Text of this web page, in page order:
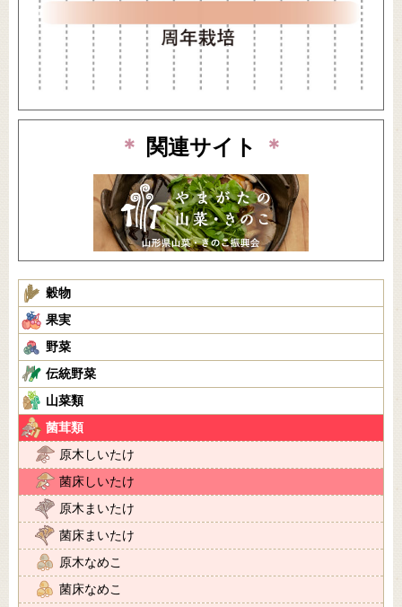
＊ 関連サイト ＊
穀物
果実
野菜
伝統野菜
山菜類
菌茸類
原木しいたけ
菌床しいたけ
原木まいたけ
菌床まいたけ
原木なめこ
菌床なめこ